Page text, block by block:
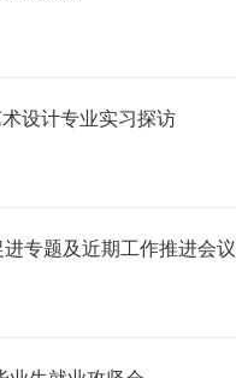
设计专业实习探访
专题及近期工作推进会议